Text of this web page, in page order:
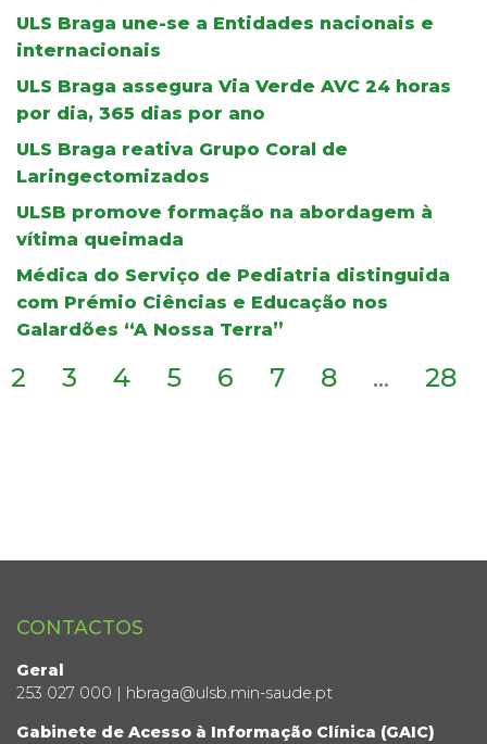
ULS Braga une-se a Entidades nacionais e
internacionais
ULS Braga assegura Via Verde AVC 24 horas
por dia, 365 dias por ano
ULS Braga reativa Grupo Coral de
Laringectomizados
ULSB promove formação na abordagem à
vítima queimada
Médica do Serviço de Pediatria distinguida
com Prémio Ciências e Educação nos
Galardões “A Nossa Terra”
2 3 4 5 6 7 8 ... 28
CONTACTOS
Geral
253 027 000 | hbraga@ulsb.min-saude.pt
Gabinete de Acesso à Informação Clínica (GAIC)